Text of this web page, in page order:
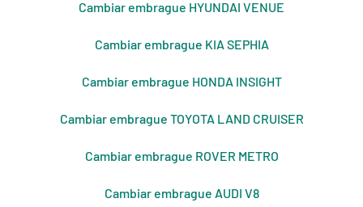
Cambiar embrague HYUNDAI VENUE
Cambiar embrague KIA SEPHIA
Cambiar embrague HONDA INSIGHT
Cambiar embrague TOYOTA LAND CRUISER
Cambiar embrague ROVER METRO
Cambiar embrague AUDI V8